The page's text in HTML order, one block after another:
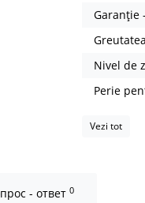
Garanție -
Nivel de
Perie
Vezi tot
- ответ 0